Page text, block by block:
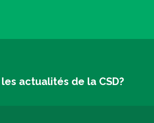
actualités de la CSD?